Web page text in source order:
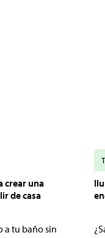
crear una
de casa
a tu baño sin